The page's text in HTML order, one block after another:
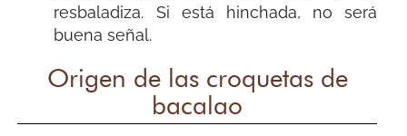
resbaladiza. Si está hinchada, no será
buena señal.
Origen de las croquetas de
bacalao